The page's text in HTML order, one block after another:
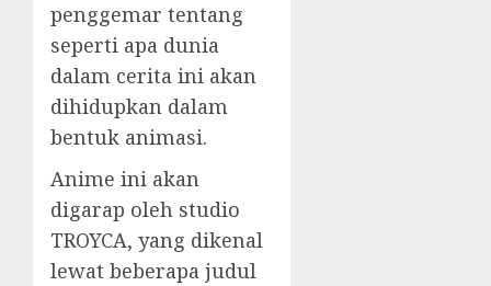
penggemar tentang
seperti apa dunia
dalam cerita ini akan
dihidupkan dalam
bentuk animasi.
Anime ini akan
digarap oleh studio
TROYCA, yang dikenal
lewat beberapa judul